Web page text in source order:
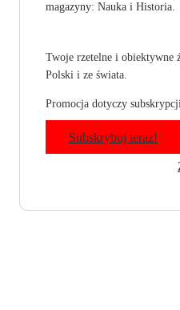
magazyny: Nauka i Historia.
Twoje rzetelne i obiektywne
Polski i ze świata.
Promocja dotyczy
Subskrybuj teraz!